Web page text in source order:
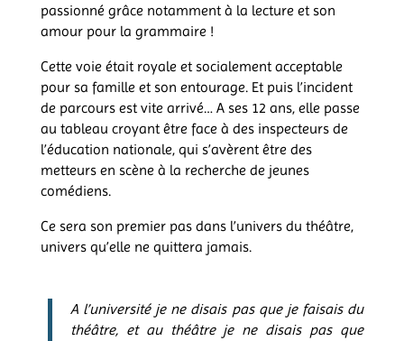
passionné grâce notamment à la lecture et son
amour pour la grammaire !
Cette voie était royale et socialement acceptable
pour sa famille et son entourage. Et puis l’incident
de parcours est vite arrivé… A ses 12 ans, elle passe
au tableau croyant être face à des inspecteurs de
l’éducation nationale, qui s’avèrent être des
metteurs en scène à la recherche de jeunes
comédiens.
Ce sera son premier pas dans l’univers du théâtre,
univers qu’elle ne quittera jamais.
A l’université je ne disais pas que je faisais du
théâtre, et au théâtre je ne disais pas que